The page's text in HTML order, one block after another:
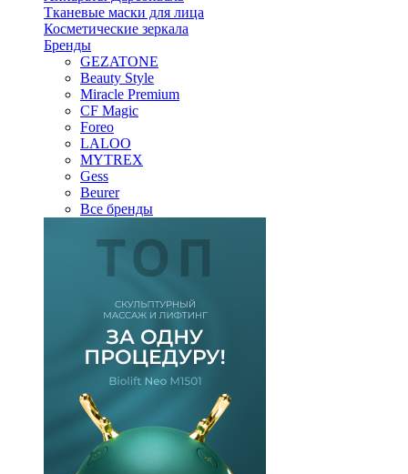
Тканевые маски для лица
Косметические зеркала
Бренды
GEZATONE
Beauty Style
Miracle Premium
CF Magic
Foreo
LALOO
MYTREX
Gess
Beurer
Все бренды